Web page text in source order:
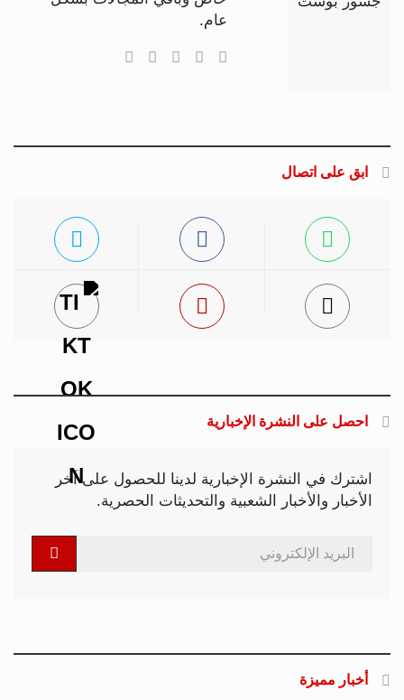
عام.
ابق على اتصال
احصل على النشرة الإخبارية
اشترك في النشرة الإخبارية لدينا للحصول على آخر
الأخبار والأخبار الشعبية والتحديثات الحصرية.
أخبار مميزة